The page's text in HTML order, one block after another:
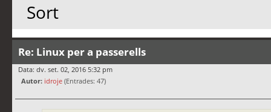
Sort
Re: Linux per a passerells
Data: dv. set. 02, 2016 5:32 pm
Autor: idroje (Entrades: 47)